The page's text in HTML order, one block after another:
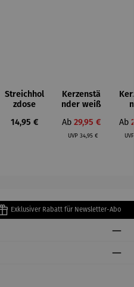
Streichhol
zdose
Regulärer Preis:
14,95 €
Kerzenstä
nder weiß
Verkaufspreis:
Ab29,95 €
UVP Regulärer Preis:
34,95 €
Ab
Exklusiver Rabatt für Newsletter-Abo